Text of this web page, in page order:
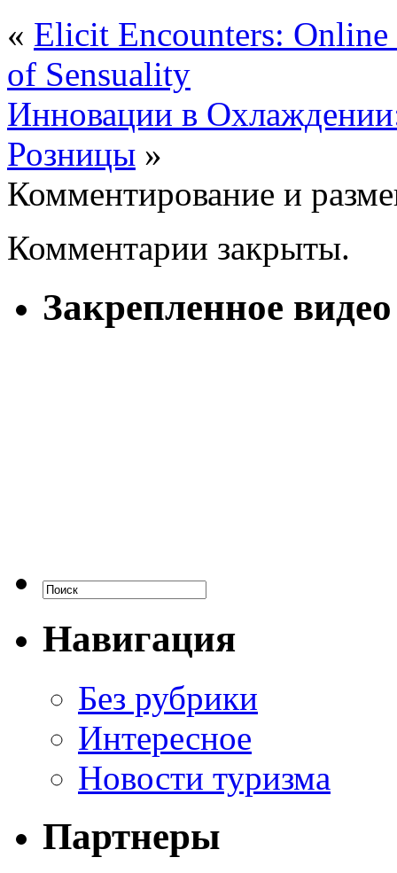
« Elicit Encounters:
of Sensuality
Инновации в
Розницы »
Комментирование и
Комментарии закрыты.
Закрепленное видео
Навигация
Без рубрики
Интересное
Новости туризма
Партнеры